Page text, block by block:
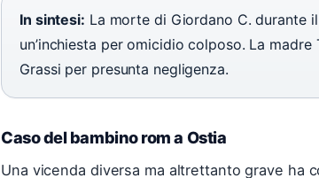
In sintesi: La morte di Giordano C. durante
un’inchiesta per omicidio colposo. La
Grassi per presunta negligenza.
Caso del bambino rom a Ostia
Una vicenda diversa ma altrettanto grave ha